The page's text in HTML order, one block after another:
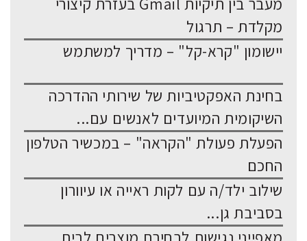
מעבר בין תיקיות Gmail בעזרת קיצורי
מקלדת – תרגול
יישומון "קרא-קל" – מדריך למשתמש
בחינת האפקטיביות של שירותי ההדרכה
השיקומית המיועדים לאנשים עם...
הפעלת פעולת "הקראה" – במכשיר הטלפון
החכם
שילוב ילד/ה עם לקות ראייה או עיוורון
בסביבת גן...